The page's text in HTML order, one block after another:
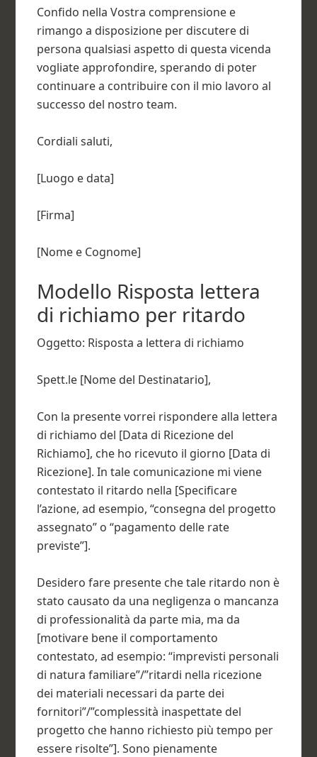
Confido nella Vostra comprensione e
rimango a disposizione per discutere di
persona qualsiasi aspetto di questa vicenda
vogliate approfondire, sperando di poter
continuare a contribuire con il mio lavoro al
successo del nostro team.
Cordiali saluti,
[Luogo e data]
[Firma]
[Nome e Cognome]
Modello Risposta lettera
di richiamo per ritardo
Oggetto: Risposta a lettera di richiamo
Spett.le [Nome del Destinatario],
Con la presente vorrei rispondere alla lettera
di richiamo del [Data di Ricezione del
Richiamo], che ho ricevuto il giorno [Data di
Ricezione]. In tale comunicazione mi viene
contestato il ritardo nella [Specificare
l’azione, ad esempio, “consegna del progetto
assegnato” o “pagamento delle rate
previste”].
Desidero fare presente che tale ritardo non è
stato causato da una negligenza o mancanza
di professionalità da parte mia, ma da
[motivare bene il comportamento
contestato, ad esempio: “imprevisti personali
di natura familiare”/”ritardi nella ricezione
dei materiali necessari da parte dei
fornitori”/”complessità inaspettate del
progetto che hanno richiesto più tempo per
essere risolte”]. Sono pienamente